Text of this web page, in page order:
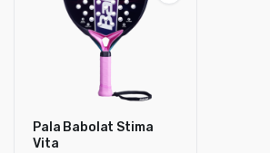
Pala Babolat Stima
Vita